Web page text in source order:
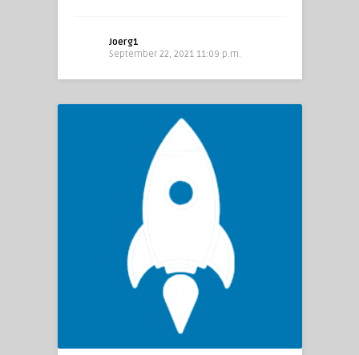
Joerg1
September 22, 2021 11:09 p.m.